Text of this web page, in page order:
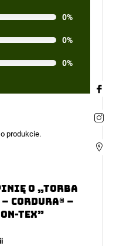
0%
0%
0%
produkcie.
o „Torba
– Cordura® –
Tex”